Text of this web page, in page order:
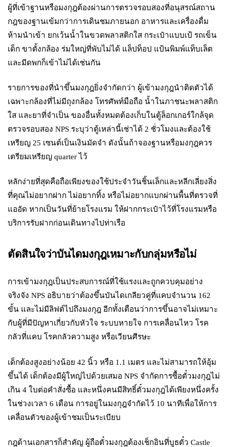
ผู้ที่เข้าฐานหรือมงกุฎต้องผ่านการตรวจรอบสองที่อนุสรณ์สถาน
กฎของฐานเข้มกว่าการเดินชมภายนอก อาหารและเครื่องดื่ม
ห้ามนำเข้า ยกเว้นน้ำในขวดพลาสติกใส กระเป๋าแบบเป้ รถเข็น
เด็ก ขาตั้งกล้อง ร่มใหญ่ที่พับไม่ได้ แล็ปท็อป แป้นพิมพ์แท็บเล็ต
และมีดพกก็เข้าไม่ได้เช่นกัน
รายการของที่นำขึ้นมงกุฎยิ่งจำกัดกว่า ผู้เข้ามงกุฎนำติดตัวได้
เฉพาะกล้องที่ไม่มีถุงกล้อง โทรศัพท์มือถือ น้ำในภาชนะพลาสติก
ใส และยาที่จำเป็น ของอื่นทั้งหมดต้องเก็บในตู้ล็อกเกอร์ใกล้จุด
ตรวจรอบสอง NPS ระบุว่าตู้เหล่านี้เช่าได้ 2 ชั่วโมงและต้องใช้
เหรียญ 25 เซนต์เป็นเงินมัดจำ ดังนั้นถ้าจองฐานหรือมงกุฎควร
เตรียมเหรียญ quarter ไว้
หลักง่ายที่สุดคือถือเพียงของใช้ประจำวันชิ้นเล็กและหลีกเลี่ยงสิ่ง
ที่คุณไม่อยากฝาก ไม่อยากทิ้ง หรือไม่อยากแบกผ่านพื้นที่ตรวจที่
แออัด หากเป็นวันที่ย้ายโรงแรม ให้ฝากกระเป๋าไว้ที่โรงแรมหรือ
บริการรับฝากก่อนเดินทางไปท่าเรือ
ตัดสินใจว่าบันไดมงกุฎเหมาะกับกลุ่มหรือไม่
การเข้ามงกุฎเป็นประสบการณ์ที่ใช้แรงและถูกควบคุมอย่าง
จริงจัง NPS อธิบายว่าต้องขึ้นบันไดเกลียวคู่ที่แคบจำนวน 162
ขั้น และไม่มีลิฟต์ไปถึงมงกุฎ อีกทั้งเตือนว่าการขึ้นอาจไม่เหมาะ
กับผู้ที่มีปัญหาเกี่ยวกับหัวใจ ระบบหายใจ การเคลื่อนไหว โรค
กลัวที่แคบ โรคกลัวความสูง หรือเวียนศีรษะ
เด็กต้องสูงอย่างน้อย 42 นิ้ว หรือ 1.1 เมตร และไม่สามารถให้อุ้ม
ขึ้นได้ เด็กต้องมีผู้ใหญ่ไปด้วยเสมอ NPS จำกัดการซื้อตั๋วมงกุฎไม่
เกิน 4 ใบต่อคำสั่งซื้อ และหนึ่งคนมีสิทธิ์ตั๋วมงกุฎได้เพียงหนึ่งครั้ง
ในช่วงเวลา 6 เดือน การอยู่ในมงกุฎจำกัดไว้ 10 นาทีเพื่อให้การ
เคลื่อนตัวของผู้เข้าชมเป็นระเบียบ
กฎด้านเอกสารก็สำคัญ ผู้ถือตั๋วมงกุฎต้องเช็กอินที่บูธตั๋ว Castle